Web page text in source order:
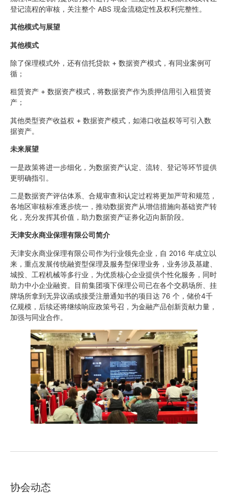
登记流程的审核，关注整个 ABS 现金流稳定性及权利完整性。
其他模式与展望
其他模式
除了保理模式外，还有信托贷款 + 数据资产模式，有同业案例可
循；
租赁资产 + 数据资产模式，将数据资产作为质押信用引入租赁资
产；
其他类型资产收益权 + 数据资产模式，如港口收益权等可引入数
据资产。
未来展望
一是政策将进一步细化，为数据资产认定、流转、登记等环节提供
更明确指引。
二是数据资产评估体系、合规审查和认定过程将更加严苛和规范，
各地区审核标准逐步统一，推动数据资产从增信措施向基础资产转
化，充分发挥其价值，助力数据资产证券化迈向新阶段。
天津安永商业保理有限公司简介
天津安永商业保理有限公司作为行业领先企业，自 2016 年成立以
来，重点发展传统融资型保理及服务型保理业务，业务涉及基建、
城投、工程机械等多行业，为优质核心企业提供个性化服务，同时
助力中小企业融资。目前集团项下保理公司已在各个交易场所、挂
牌场所拿到无异议函或接受注册通知书的项目达 76 个，储价4千
亿规模，后续还将继续响应政策号召，为金融产品创新贡献力量，
加强与同业合作。
协会动态